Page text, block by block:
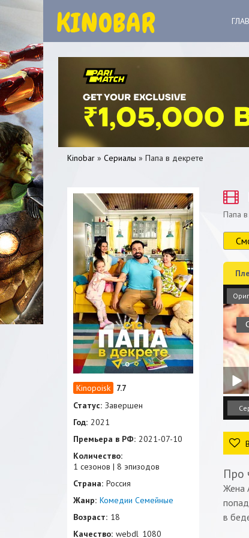
Kinobar » Сериалы » Папа в декрете
Папа
0
1 2 4 5
Про
Жена
в
7.7
Статус: Завершен
Год: 2021
Премьера в РФ: 2021-07-10
Количество:
1 сезонов | 8 эпизодов
Страна: Россия
Жанр: Комедии Семейные
Возраст: 18
Качество: webdl_1080